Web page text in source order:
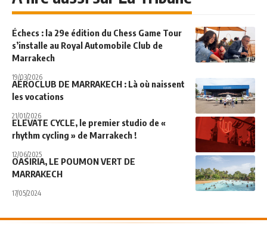
Échecs : la 29e édition du Chess Game Tour
s’installe au Royal Automobile Club de
Marrakech
19/03/2026
AÉROCLUB DE MARRAKECH : Là où naissent
les vocations
21/01/2026
ELEVATE CYCLE, le premier studio de «
rhythm cycling » de Marrakech !
12/06/2025
OASIRIA, LE POUMON VERT DE
MARRAKECH
17/05/2024